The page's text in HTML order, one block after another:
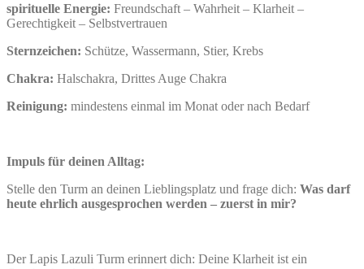
spirituelle Energie: Freundschaft – Wahrheit – Klarheit –
Gerechtigkeit – Selbstvertrauen
Sternzeichen: Schütze, Wassermann, Stier, Krebs
Chakra: Halschakra, Drittes Auge Chakra
Reinigung: mindestens einmal im Monat oder nach Bedarf
Impuls für deinen Alltag:
Stelle den Turm an deinen Lieblingsplatz und frage dich: Was darf
heute ehrlich ausgesprochen werden – zuerst in mir?
Der Lapis Lazuli Turm erinnert dich: Deine Klarheit ist ein